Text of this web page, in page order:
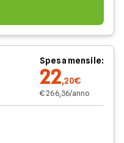
Spesa mensile:
22,20€
€ 266,36/anno